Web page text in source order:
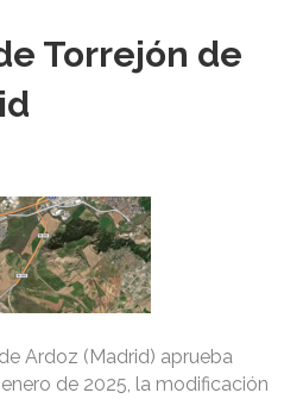
Torrejón de
Ardoz (Madrid) aprueba
de 2025, la modificación